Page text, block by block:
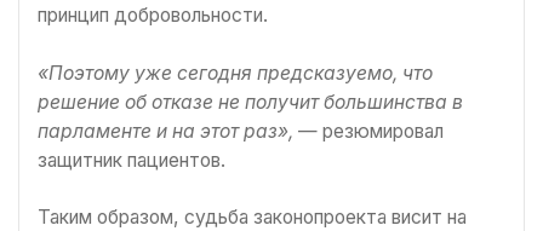
принцип добровольности.
«Поэтому уже сегодня предсказуемо, что
решение об отказе не получит большинства в
парламенте и на этот раз», — резюмировал
защитник пациентов.
Таким образом, судьба законопроекта висит на